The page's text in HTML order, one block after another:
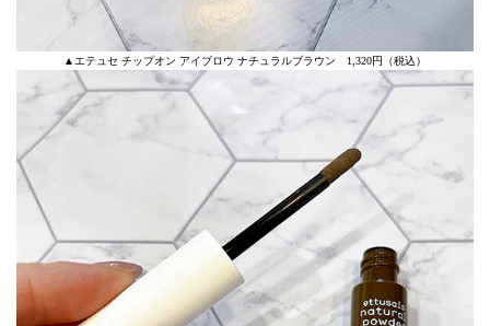
▲エテュセ チップオン アイブロウ ナチュラルブラウン 1,320円（税込）